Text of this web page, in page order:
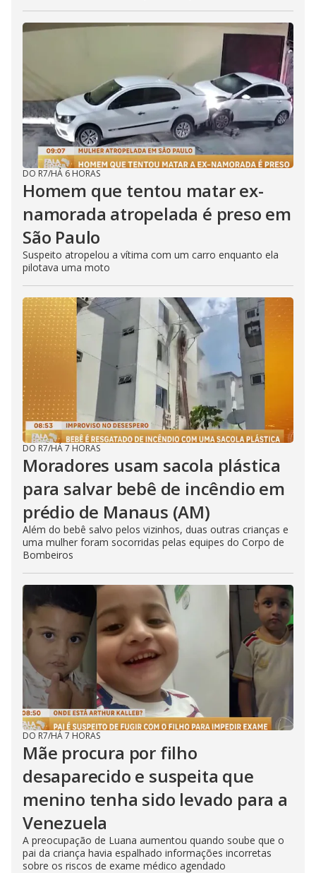
DO R7/HÁ 6 HORAS
Homem que tentou matar ex-
namorada atropelada é preso em
São Paulo
Suspeito atropelou a vítima com um carro enquanto ela
pilotava uma moto
DO R7/HÁ 7 HORAS
Moradores usam sacola plástica
para salvar bebê de incêndio em
prédio de Manaus (AM)
Além do bebê salvo pelos vizinhos, duas outras crianças e
uma mulher foram socorridas pelas equipes do Corpo de
Bombeiros
DO R7/HÁ 7 HORAS
Mãe procura por filho
desaparecido e suspeita que
menino tenha sido levado para a
Venezuela
A preocupação de Luana aumentou quando soube que o
pai da criança havia espalhado informações incorretas
sobre os riscos de exame médico agendado